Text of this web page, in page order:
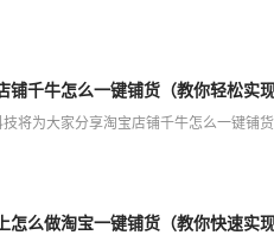
铺千牛怎么一键铺货（教你轻松实
怎么做淘宝一键铺货（教你快速实